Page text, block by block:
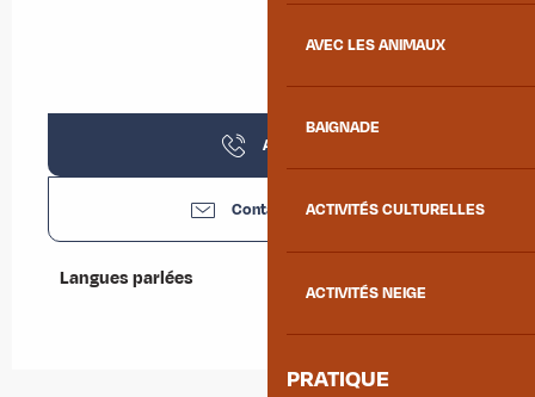
AVEC LES ANIMAUX
BAIGNADE
ACTIVITÉS CULTURELLES
ACTIVITÉS NEIGE
PRATIQUE
Appeler
Contactez-nous
Langues parlées
Langues parlées